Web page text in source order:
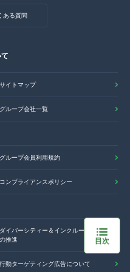
目次
ある質問
サイトマップ
グループ会社一覧
グループ会員利用規約
コンプライアンスポリシー
ダイバーシティー＆インクルージョン
の推進
行動ターゲティング広告について